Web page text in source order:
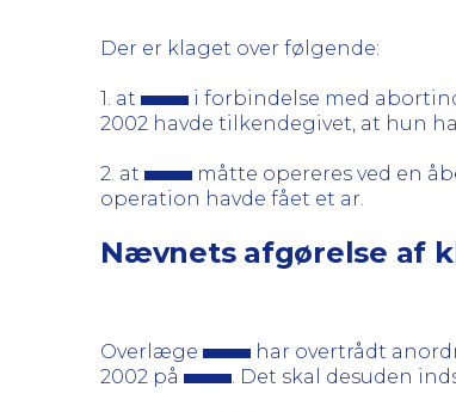
Der er klaget over følgende:
1. at i forbindelse med
2002 havde tilkendegivet, at hun
2. at
måtte opereres ved en
operation havde fået et ar.
Nævnets afgørelse af
Overlæge har overtrådt
2002 på
. Det skal desuden